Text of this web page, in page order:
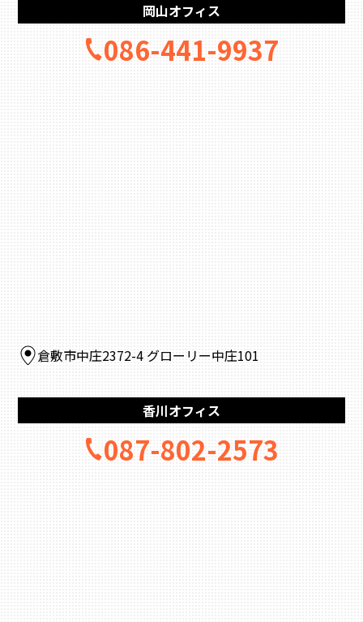
岡山オフィス
086-441-9937
倉敷市中庄2372-4 グローリー中庄101
香川オフィス
087-802-2573